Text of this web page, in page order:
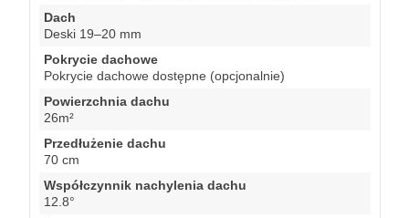
Dach
Deski 19–20 mm
Pokrycie dachowe
Pokrycie dachowe dostępne (opcjonalnie)
Powierzchnia dachu
26m²
Przedłużenie dachu
70 cm
Współczynnik nachylenia dachu
12.8°